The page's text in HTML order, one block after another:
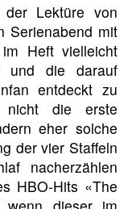
Lektüre von
Serienabend mit
Heft vielleicht
und die darauf
entdeckt zu
nicht die erste
eher solche
der vier Staffeln
nacherzählen
HBO-Hits «The